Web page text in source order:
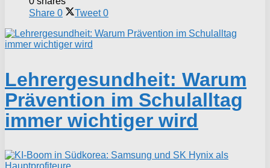
Share 0 Tweet 0
Lehrergesundheit: Warum
Prävention im Schulalltag
immer wichtiger wird